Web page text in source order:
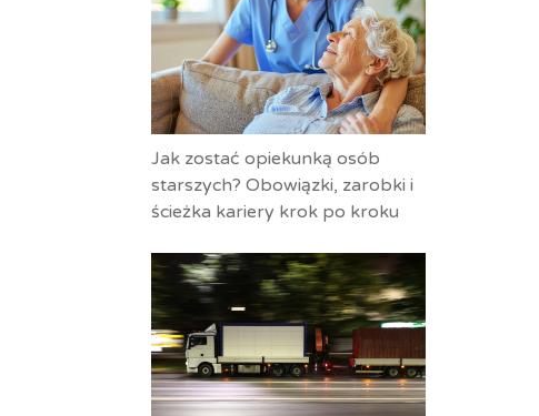
Jak zostać opiekunką osób
starszych? Obowiązki, zarobki i
ścieżka kariery krok po kroku